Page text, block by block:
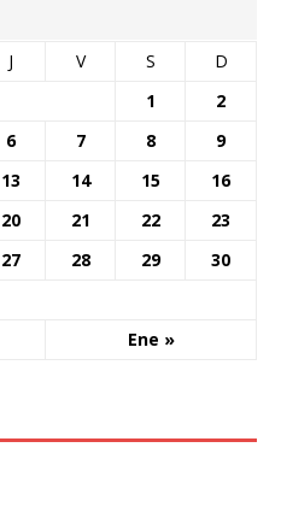
J V S D
Ene »
1
2
6 7 8
9
13 14 15
16
20 21 22
23
27 28 29
30